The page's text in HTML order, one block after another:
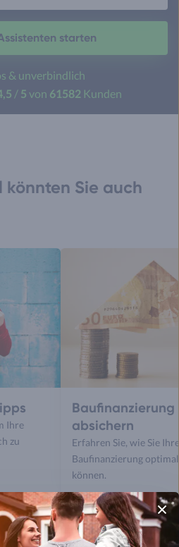
starten
& unverbindlich
/ 5 von 61582 Kunden
könnten Sie auch
Ihre
zu
Baufinanzierung
absichern
Erfahren Sie, wie Sie Ihre
Baufinanzierung
können.
Thema